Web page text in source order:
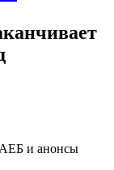
АЕБ и анонсы